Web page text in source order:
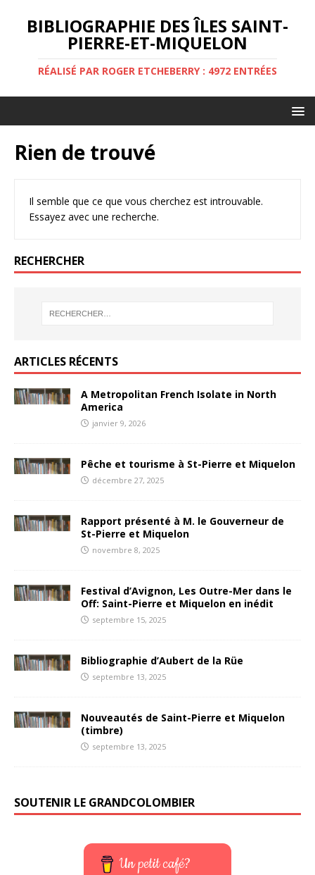
BIBLIOGRAPHIE DES ÎLES SAINT-
PIERRE-ET-MIQUELON
RÉALISÉ PAR ROGER ETCHEBERRY : 4972 ENTRÉES
Rien de trouvé
Il semble que ce que vous cherchez est introuvable.
Essayez avec une recherche.
RECHERCHER
ARTICLES RÉCENTS
A Metropolitan French Isolate in North
America
janvier 9, 2026
Pêche et tourisme à St-Pierre et Miquelon
décembre 27, 2025
Rapport présenté à M. le Gouverneur de
St-Pierre et Miquelon
novembre 8, 2025
Festival d’Avignon, Les Outre-Mer dans le
Off: Saint-Pierre et Miquelon en inédit
septembre 15, 2025
Bibliographie d’Aubert de la Rüe
septembre 13, 2025
Nouveautés de Saint-Pierre et Miquelon
(timbre)
septembre 13, 2025
SOUTENIR LE GRANDCOLOMBIER
Un petit café?